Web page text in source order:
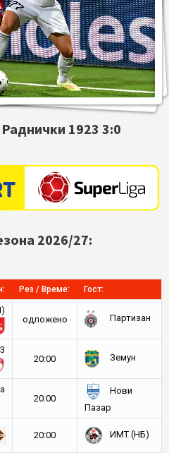
Раднички 1923 3:0
2026/27:
Рез / Време: Гост:
oдложено
Партизан
20:00
Земун
20:00
Нови
Пазар
20:00 ИМТ (НБ)